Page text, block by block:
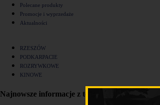
Polecane produkty
Promocje i wyprzedaże
Aktualności
RZESZÓW
PODKARPACIE
ROZRYWKOWE
KINOWE
Najnowsze informacje z tego działu